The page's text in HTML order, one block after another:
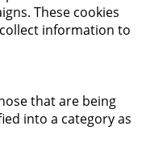
These cookies
information to
that are being
into a category as